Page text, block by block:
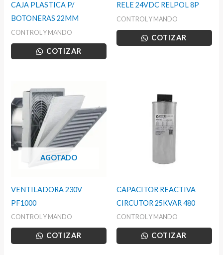
CAJA PLASTICA P/
BOTONERAS 22MM
CONTROL Y MANDO
COTIZAR
RELE 24VDC RELPOL 8P
CONTROL Y MANDO
COTIZAR
AGOTADO
VENTILADORA 230V
PF1000
CONTROL Y MANDO
COTIZAR
CAPACITOR REACTIVA
CIRCUTOR 25KVAR 480
CONTROL Y MANDO
COTIZAR